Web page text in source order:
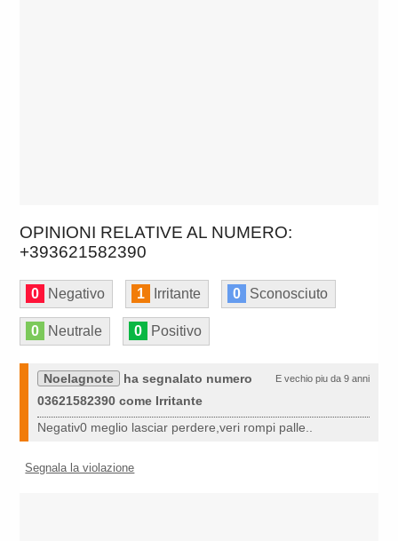
OPINIONI RELATIVE AL NUMERO:
+393621582390
0 Negativo 1 Irritante 0 Sconosciuto
0 Neutrale 0 Positivo
E vechio piu da 9 anni
Noelagnote
ha segnalato numero
03621582390 come Irritante
Negativ0 meglio lasciar perdere,veri rompi palle..
Segnala la violazione